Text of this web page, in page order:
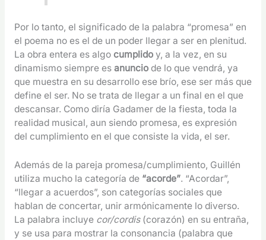
Por lo tanto, el significado de la palabra “promesa” en
el poema no es el de un poder llegar a ser en plenitud.
La obra entera es algo cumplidoy, a la vez, en su
dinamismo siempre es anunciode lo que vendrá, ya
que muestra en su desarrollo ese brío, ese ser más que
define el ser. No se trata de llegar a un final en el que
descansar. Como diría Gadamer de la fiesta, toda la
realidad musical, aun siendo promesa, es expresión
del cumplimiento en el que consiste la vida, el ser.
Además de la pareja promesa/cumplimiento, Guillén
utiliza mucho la categoría de “acorde”. “Acordar”,
“llegar a acuerdos”, son categorías sociales que
hablan de concertar, unir armónicamente lo diverso.
La palabra incluye cor/cordis(corazón) en su entraña,
y se usa para mostrar la consonancia (palabra que